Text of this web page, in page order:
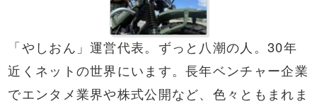
「やしおん」運営代表。ずっと八潮の人。30年
近くネットの世界にいます。長年ベンチャー企業
でエンタメ業界や株式公開など、色々ともまれま